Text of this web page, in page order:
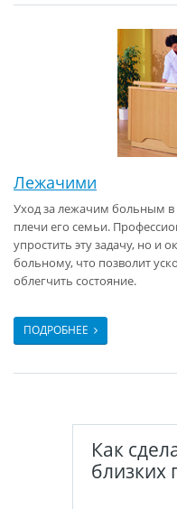
Лежачими
Уход за лежачим больным
плечи его семьи.
упростить эту задачу, но и
больному, что позволит
облегчить состояние.
ПОДРОБНЕЕ
Как
близких